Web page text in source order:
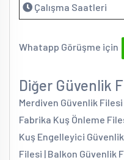
Çalışma Saatleri
Whatapp Görüşme için
Diğer Güvenlik
Merdiven Güvenlik
Fabrika Kuş Önleme
Kuş Engelleyici
Filesi | Balkon Güvenlik